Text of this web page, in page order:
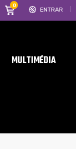
ENTRAR
0
MULTIMÉDIA